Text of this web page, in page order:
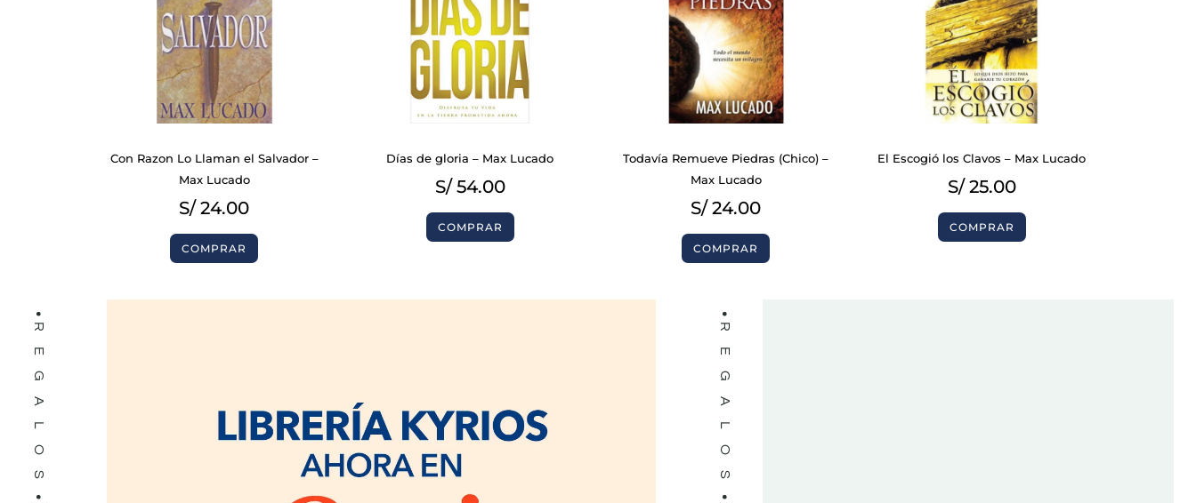
Con Razon Lo Llaman el Salvador –
Max Lucado
S/24.00
COMPRAR
Días de gloria – Max Lucado
S/54.00
COMPRAR
Todavía Remueve Piedras (Chico) –
Max Lucado
S/24.00
COMPRAR
El Escogió los Clavos – Max Lucado
S/25.00
COMPRAR
BIBLIAS
LIBROS
REGALOS
REGALOS